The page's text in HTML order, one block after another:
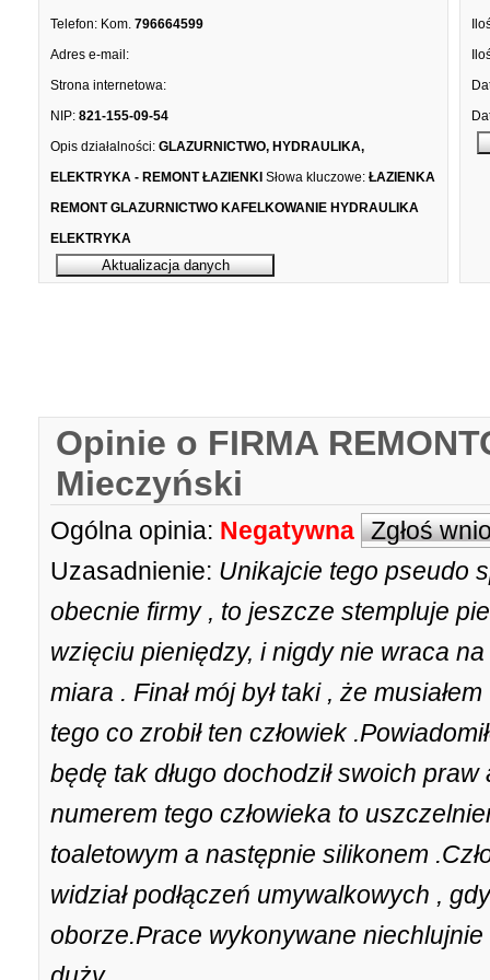
Telefon: Kom. 796664599
Adres e-mail:
Strona internetowa:
NIP: 821-155-09-54
Opis działalności: GLAZURNICTWO, HYDRAULIKA,
ELEKTRYKA - REMONT ŁAZIENKI Słowa kluczowe: ŁAZIENKA
REMONT GLAZURNICTWO KAFELKOWANIE HYDRAULIKA
ELEKTRYKA
Opinie o FIRMA
Mieczyński
Ogólna opinia: Negatywna Zgłoś
Uzasadnienie: Unikajcie tego pseudo
obecnie firmy , to jeszcze stempluje
wzięciu pieniędzy, i nigdy nie wraca
miara . Finał mój był taki , że
tego co zrobił ten człowiek
będę tak długo dochodził swoich
numerem tego człowieka to
toaletowym a następnie silikonem
widział podłączeń umywalkowych ,
oborze.Prace wykonywane